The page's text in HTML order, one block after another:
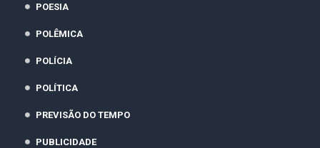
POESIA
POLÊMICA
POLÍCIA
POLÍTICA
PREVISÃO DO TEMPO
PUBLICIDADE